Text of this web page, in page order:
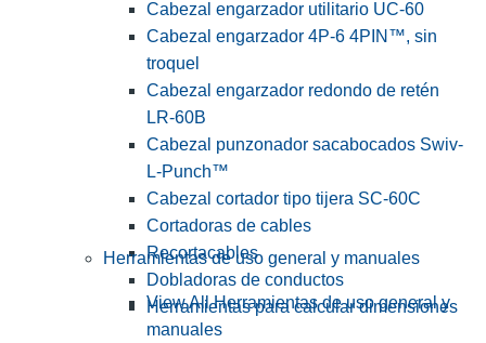
Cabezal engarzador utilitario UC-60
Cabezal engarzador 4P-6 4PIN™, sin
troquel
Cabezal engarzador redondo de retén
LR-60B
Cabezal punzonador sacabocados Swiv-
L-Punch™
Cabezal cortador tipo tijera SC-60C
Cortadoras de cables
Recortacables
Dobladoras de conductos
Herramientas para calcular dimensiones
Herramientas de uso general y manuales
View All Herramientas de uso general y
manuales